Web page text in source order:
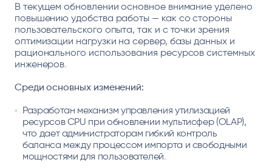
В текущем обновлении основное внимание уделено
повышению удобства работы — как со стороны
пользовательского опыта, так и с точки зрения
оптимизации нагрузки на сервер, базы данных и
рационального использования ресурсов системных
инженеров.
Среди основных изменений:
Разработан механизм управления утилизацией
ресурсов CPU при обновлении мультисфер (OLAP),
что дает администраторам гибкий контроль
баланса между процессом импорта и свободными
мощностями для пользователей.